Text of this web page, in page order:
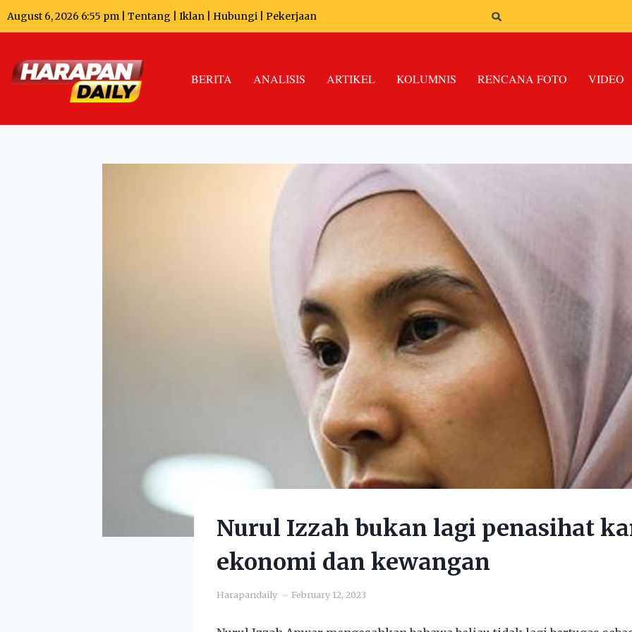
August 6, 2026 6:55 pm | Tentang Iklan Hubungi Pekerjaan
BERITA ANALISIS ARTIKEL KOLUMNIS RENCANA FOTO VIDEO
Nurul Izzah bukan lagi penasihat
ekonomi dan kewangan
Harapandaily February 12, 2023